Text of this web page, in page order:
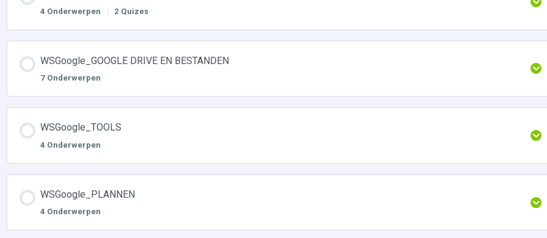
4 Onderwerpen | 2 Quizes
WSGoogle_GOOGLE DRIVE EN BESTANDEN
7 Onderwerpen
WSGoogle_TOOLS
4 Onderwerpen
WSGoogle_PLANNEN
4 Onderwerpen